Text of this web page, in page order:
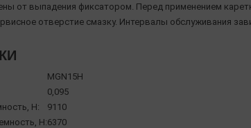
от выпадения фиксатором. Перед применением
отверстие смазку. Интервалы обслуживания
MGN15H
0,095
Н:
9110
Н:6370